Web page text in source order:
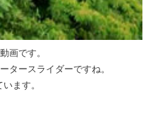
画です。
タースライダーですね。
ます。